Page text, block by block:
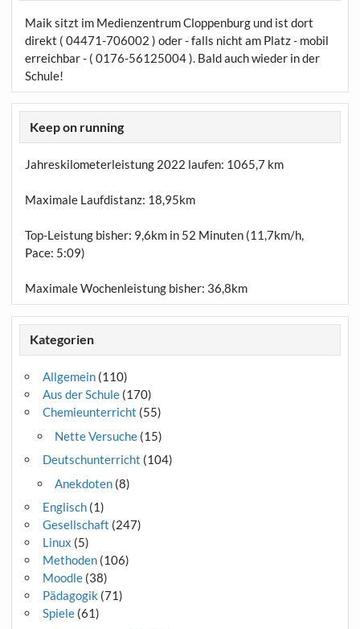
Maik sitzt im Medienzentrum Cloppenburg und ist dort
direkt ( 04471-706002 ) oder - falls nicht am Platz - mobil
erreichbar - ( 0176-56125004 ). Bald auch wieder in der
Schule!
Keep on running
Jahreskilometerleistung 2022 laufen: 1065,7 km
Maximale Laufdistanz: 18,95km
Top-Leistung bisher: 9,6km in 52 Minuten (11,7km/h,
Pace: 5:09)
Maximale Wochenleistung bisher: 36,8km
Kategorien
Allgemein(110)
Aus der Schule(170)
Chemieunterricht (55)
Nette Versuche(15)
Deutschunterricht (104)
Anekdoten(8)
Englisch(1)
Gesellschaft (247)
Linux (5)
Methoden(106)
Moodle(38)
Pädagogik (71)
Spiele(61)